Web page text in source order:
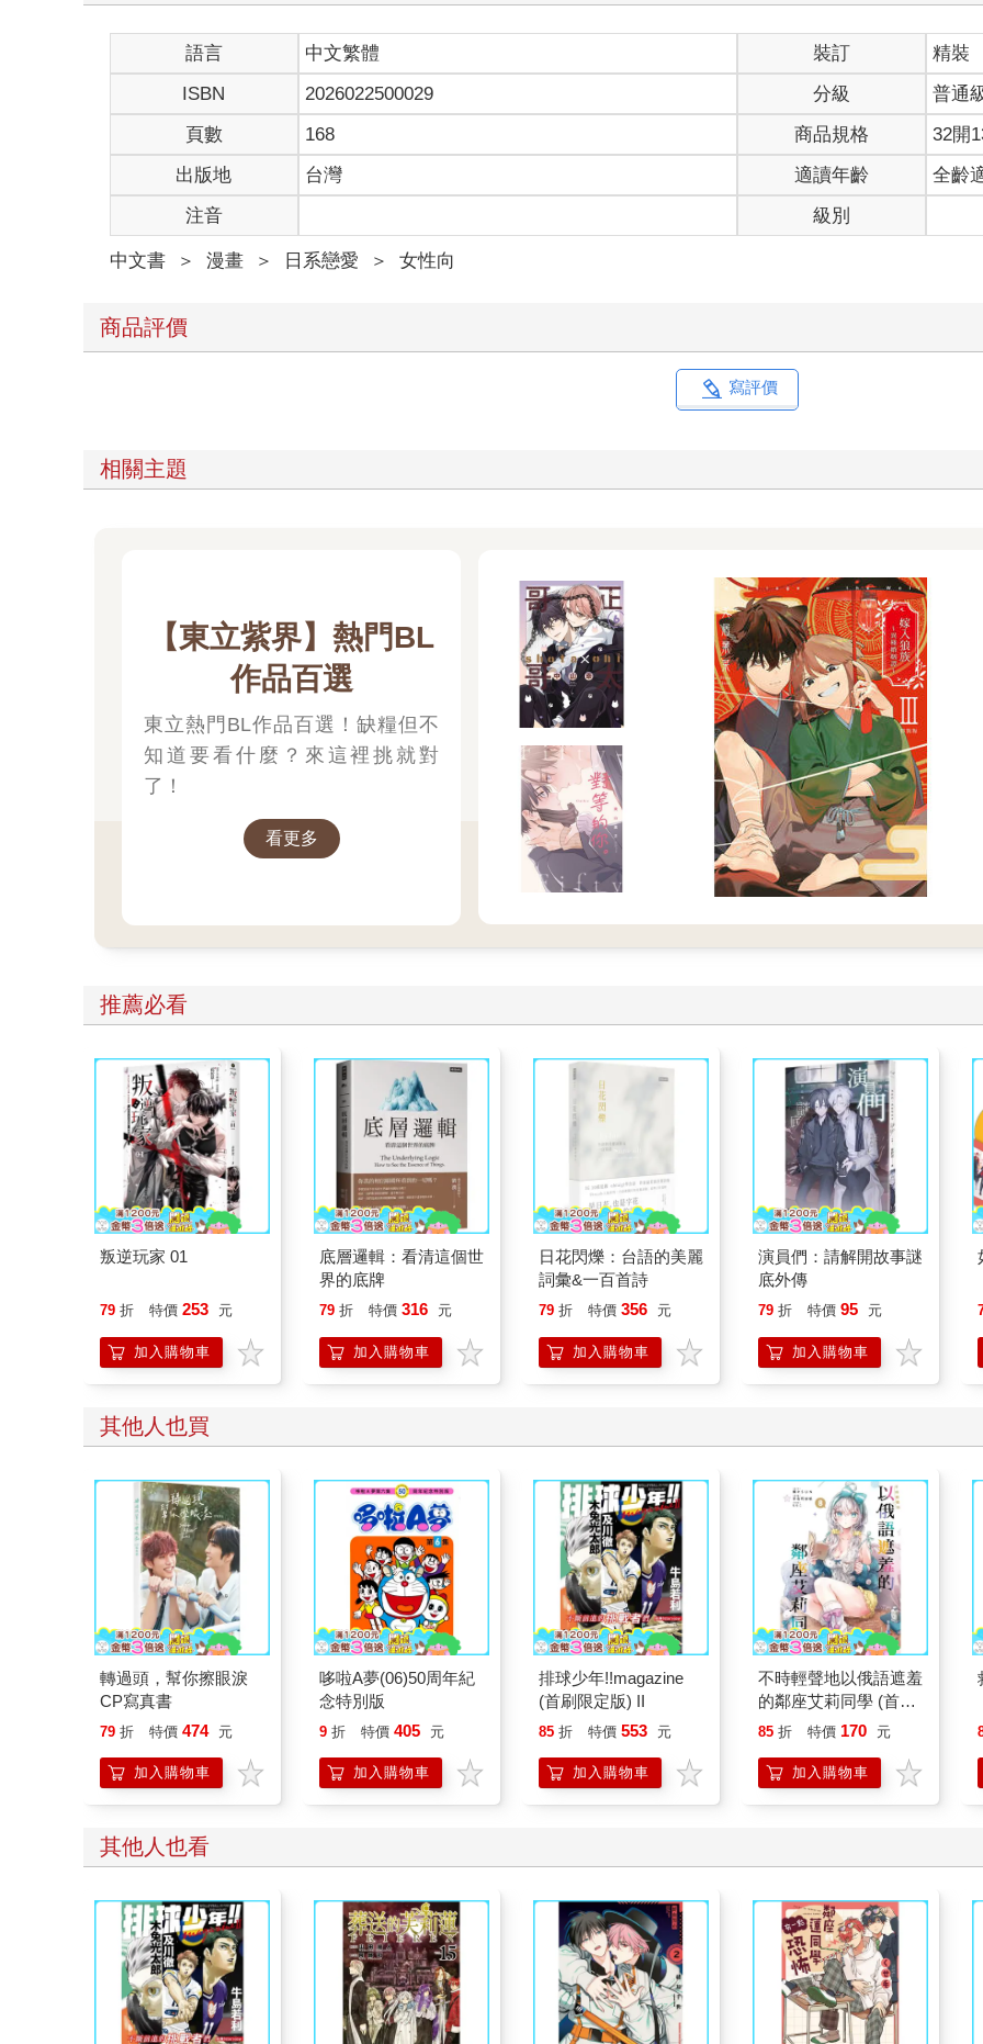
語言 中文繁體 裝訂
精裝
ISBN
2026022500029 分級
普通
頁數
168 商品規格
32開
出版地
台灣 適讀年齡
全齡
注音
級別
中文書 ＞ 漫畫 ＞ 日系戀愛 ＞ 女性向
商品評價
寫評價
相關主題
【東立紫界】熱門BL
作品百選
東立熱門BL作品百選！缺糧但不
知道要看什麼？來這裡挑就對
了！
看更多
推薦必看
叛逆玩家 01
79 折 特價 253 元
加入購物車
底層邏輯：看清這個世
界的底牌
79 折 特價 316 元
加入購物車
日花閃爍：台語的美麗
詞彙&一百首詩
79 折 特價 356 元
加入購物車
演員們：請解開故事謎
底外傳
79 折 特價 95 元
加入購物車
其他人也買
轉過頭，幫你擦眼淚
CP寫真書
79 折 特價 474 元
加入購物車
哆啦A夢(06)50周年紀
念特別版
9 折 特價 405 元
加入購物車
排球少年!!magazine
(首刷限定版) II
85 折 特價 553 元
加入購物車
不時輕聲地以俄語遮羞
的鄰座艾莉同學 (首刷
限定版) 08
85 折 特價 170 元
加入購物車
其他人也看